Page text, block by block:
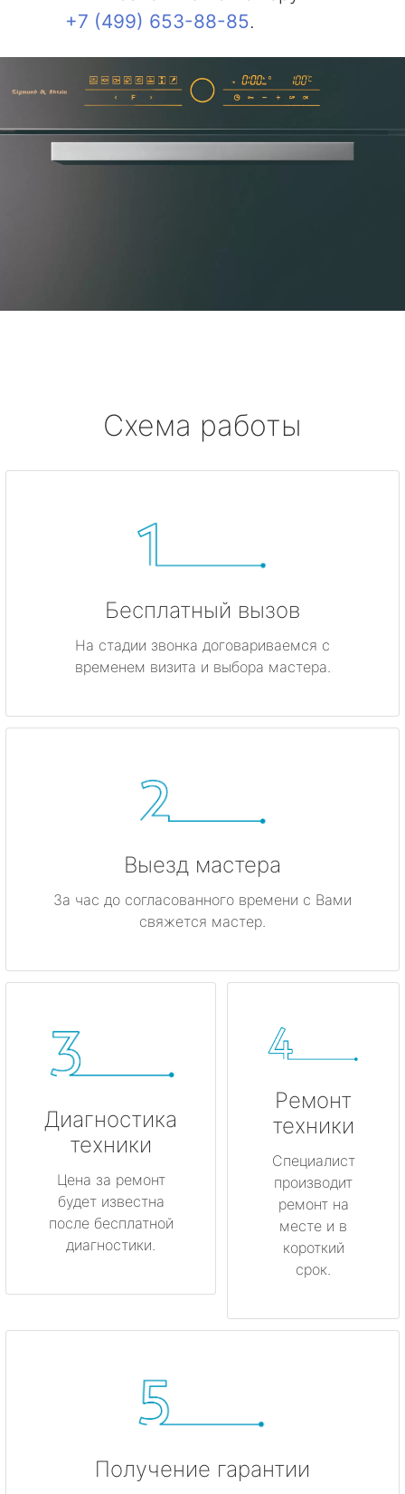
+7 (499) 653-88-85.
Схема работы
Бесплатный вызов
На стадии звонка договариваемся с
временем визита и выбора мастера.
Выезд мастера
За час до согласованного времени с Вами
свяжется мастер.
Диагностика
техники
Цена за ремонт
будет известна
после бесплатной
диагностики.
Ремонт
техники
Специалист
производит
ремонт на
месте и в
короткий
срок.
Получение гарантии